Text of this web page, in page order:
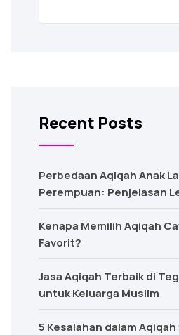
Recent Posts
Perbedaan Aqiqah Anak
Perempuan: Penjelasan
Kenapa Memilih Aqiqah
Favorit?
Jasa Aqiqah Terbaik di
untuk Keluarga Muslim
5 Kesalahan dalam